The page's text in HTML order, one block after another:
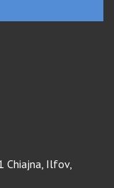
Chiajna, Ilfov,